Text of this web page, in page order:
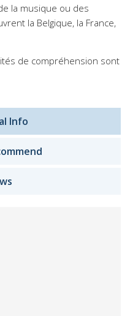
la musique ou des
la Belgique, la France,
de compréhension sont
Info